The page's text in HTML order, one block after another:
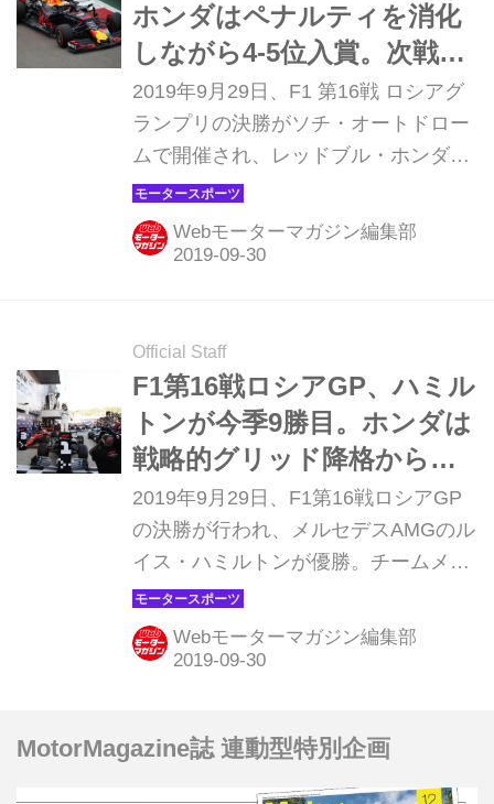
ホンダはペナルティを消化
しながら4-5位入賞。次戦日
本GP見据えて準備着々
2019年9月29日、F1 第16戦 ロシアグ
ランプリの決勝がソチ・オートドロー
ムで開催され、レッドブル・ホンダの
マックス・フェルスタッペンが4位、
アレキサンダー・アルボンが5位に入
賞した。次戦の日本グランプリ（鈴鹿
ティを受けたものの手応えを感じさせ
る好走につながった。日本GPでフェ
ラーリやメルセデスAMGを打ち破るこ
とはできるのか、ロシアGPでの戦い
を振り返ってみた。（タイトル写真
は、4位入賞したレッドブル・ホンダ
のマックス・フェルスタッペン） 日本
GPでフェラーリ、メルセデスAMGと
戦う準備は整った 日本GPを前にグ...
Webモーターマガジン編集部
Official Staff
F1第16戦ロシアGP、ハミル
トンが今季9勝目。ホンダは
戦略的グリッド降格から大
きく挽回【モータースポー
ツ】
2019年9月29日、F1第16戦ロシアGP
の決勝が行われ、メルセデスAMGのル
イス・ハミルトンが優勝。チームメイ
トのバルテリ・ボッタスも2位に入
り、メルセデスAMGが1-2フィニッシ
ュを達成した。4戦連続ポールポジシ
ッド降格からのスタートとなったレッ
ドブル・ホンダのマックス・フェルス
Webモーターマガジン編集部
MotorMagazine誌 連動型特別企画